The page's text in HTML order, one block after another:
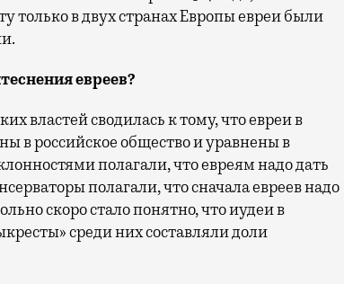
в двух странах Европы евреи были
евреев?
властей сводилась к тому, что евреи в
в российское общество и уравнены в
полагали, что евреям надо дать
полагали, что сначала евреев надо
скоро стало понятно, что иудеи в
среди них составляли доли